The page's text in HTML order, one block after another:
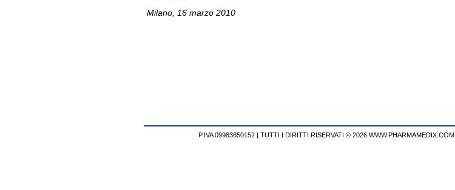
Milano, 16 marzo 2010
P.IVA 09983650152 | TUTTI I DIRITTI RISERVATI © 2026 WWW.PHARMAMEDIX.COM